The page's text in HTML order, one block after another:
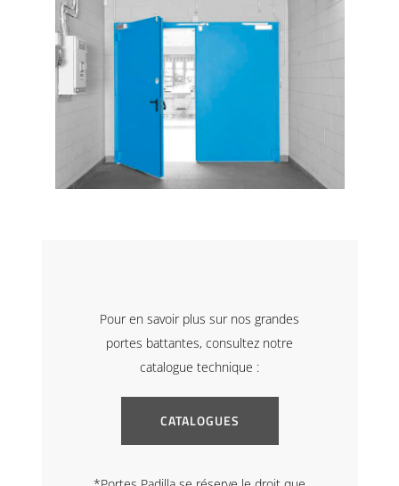
Pour en savoir plus sur nos grandes
portes battantes, consultez notre
catalogue technique :
CATALOGUES